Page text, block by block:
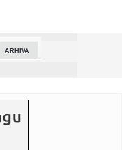
u meču sa domaćim
ARHIVA